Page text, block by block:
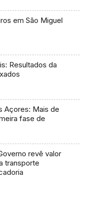
em São Miguel
Resultados da
Açores: Mais de
fase de
revê valor
transporte